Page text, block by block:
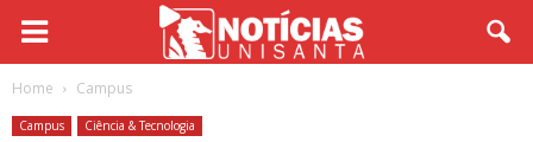
Home Campus
Campus Ciência & Tecnologia